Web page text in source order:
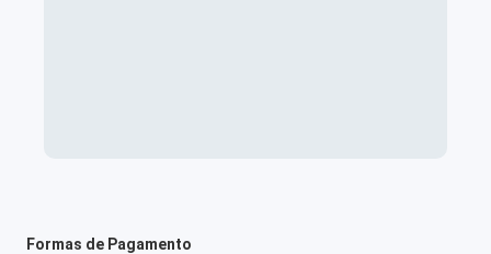
Formas de Pagamento